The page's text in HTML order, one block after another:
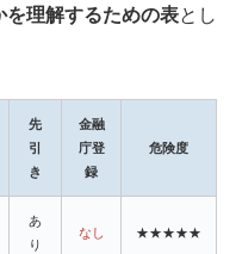
を理解するための表とし
先
引
き
金融
庁登
録
危険度
あ
り
なし ★★★★★